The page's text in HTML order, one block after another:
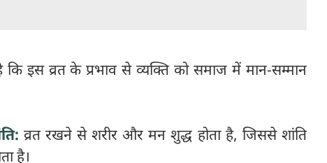
कि इस व्रत के प्रभाव से व्यक्ति को समाज में मान-सम्मान
व्रत रखने से शरीर और मन शुद्ध होता है, जिससे शांति
है।